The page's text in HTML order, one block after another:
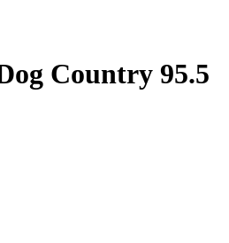
Country 95.5